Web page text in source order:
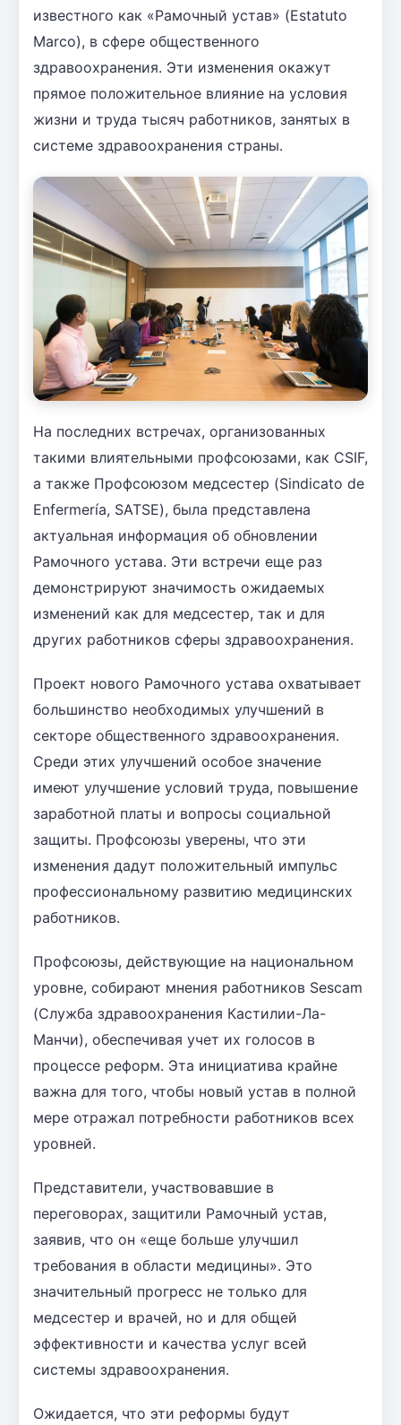
известного как «Рамочный устав» (Estatuto
Marco), в сфере общественного
здравоохранения. Эти изменения окажут
прямое положительное влияние на условия
жизни и труда тысяч работников, занятых в
системе здравоохранения страны.
На последних встречах, организованных
такими влиятельными профсоюзами, как CSIF,
а также Профсоюзом медсестер (Sindicato de
Enfermería, SATSE), была представлена
актуальная информация об обновлении
Рамочного устава. Эти встречи еще раз
демонстрируют значимость ожидаемых
изменений как для медсестер, так и для
других работников сферы здравоохранения.
Проект нового Рамочного устава охватывает
большинство необходимых улучшений в
секторе общественного здравоохранения.
Среди этих улучшений особое значение
имеют улучшение условий труда, повышение
заработной платы и вопросы социальной
защиты. Профсоюзы уверены, что эти
изменения дадут положительный импульс
профессиональному развитию медицинских
работников.
Профсоюзы, действующие на национальном
уровне, собирают мнения работников Sescam
(Служба здравоохранения Кастилии-Ла-
Манчи), обеспечивая учет их голосов в
процессе реформ. Эта инициатива крайне
важна для того, чтобы новый устав в полной
мере отражал потребности работников всех
уровней.
Представители, участвовавшие в
переговорах, защитили Рамочный устав,
заявив, что он «еще больше улучшил
требования в области медицины». Это
значительный прогресс не только для
медсестер и врачей, но и для общей
эффективности и качества услуг всей
системы здравоохранения.
Ожидается, что эти реформы будут